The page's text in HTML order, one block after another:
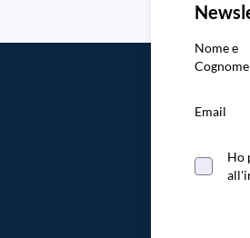
Nome e
Cognome
Email
Ho